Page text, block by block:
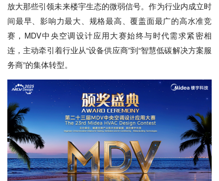
放大那些引领未来楼宇生态的微弱信号。作为行业内成立时
间最早、影响力最大、规格最高、覆盖面最广的高水准竞
赛，MDV中央空调设计应用大赛始终与时代需求紧密相
连，主动牵引着行业从“设备供应商”到“智慧低碳解决方案服
务商”的集体转型。